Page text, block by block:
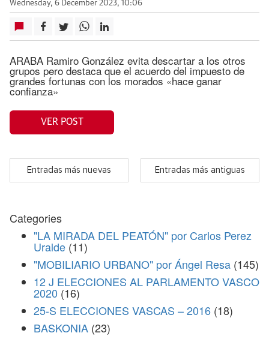
Wednesday, 6 December 2023, 10:06
ARABA Ramiro González evita descartar a los otros
grupos pero destaca que el acuerdo del impuesto de
grandes fortunas con los morados «hace ganar
confianza»
VER POST
Entradas más nuevas Entradas más antiguas
Categories
"LA MIRADA DEL PEATÓN" por Carlos Perez
Uralde (11)
"MOBILIARIO URBANO" por Ángel Resa (145)
12 J ELECCIONES AL PARLAMENTO VASCO
2020 (16)
25-S ELECCIONES VASCAS – 2016 (18)
BASKONIA (23)